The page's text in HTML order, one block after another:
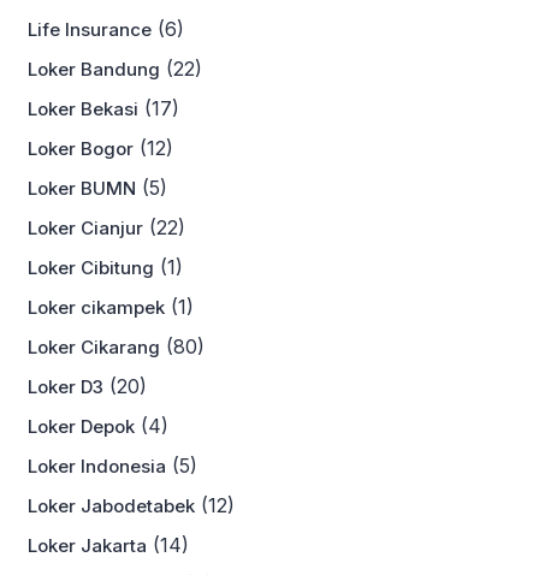
Life Insurance (6)
Loker Bandung (22)
Loker Bekasi (17)
Loker Bogor (12)
Loker BUMN (5)
Loker Cianjur (22)
Loker Cibitung (1)
Loker cikampek (1)
Loker Cikarang (80)
Loker D3 (20)
Loker Depok (4)
Loker Indonesia (5)
Loker Jabodetabek (12)
Loker Jakarta (14)